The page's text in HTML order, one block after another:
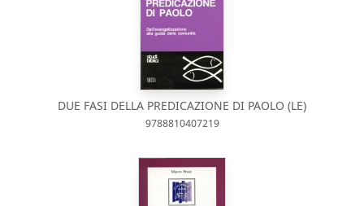
DUE FASI DELLA PREDICAZIONE DI PAOLO (LE)
9788810407219